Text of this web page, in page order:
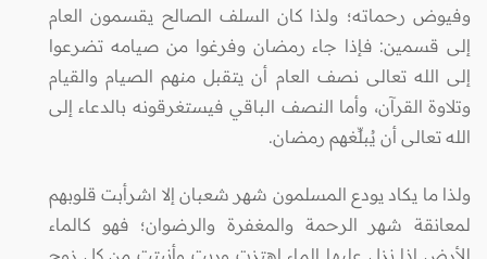
وفيوض رحماته؛ ولذا كان السلف الصالح يقسمون العام
إلى قسمين: فإذا جاء رمضان وفرغوا من صيامه تضرعوا
إلى الله تعالى نصف العام أن يتقبل منهم الصيام والقيام
وتلاوة القرآن، وأما النصف الباقي فيستغرقونه بالدعاء إلى
الله تعالى أن يُبلِّغهم رمضان.
ولذا ما يكاد يودع المسلمون شهر شعبان إلا اشرأبت قلوبهم
لمعانقة شهر الرحمة والمغفرة والرضوان؛ فهو كالماء
للأرض إذا نزل عليها الماء اهتزت وربت وأنبتت من كل زوج